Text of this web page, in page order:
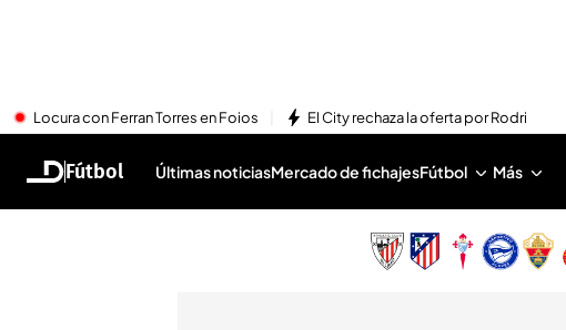
Locura con Ferran Torres en Foios El City rechaza la oferta por Rodri
Fútbol Últimas noticiasMercado de fichajesFútbol Más